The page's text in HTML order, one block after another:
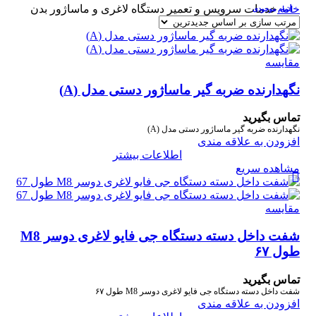
خانهخدمات سرویس و تعمیر دستگاه لاغری و ماساژور بدن
مقایسه
نگهدارنده ضربه گیر ماساژور دستی مدل (A)
تماس بگیرید
نگهدارنده ضربه گیر ماساژور دستی مدل (A)
افزودن به علاقه مندی
اطلاعات بیشتر
مشاهده سریع
مقایسه
شفت داخل دسته دستگاه جی فایو لاغری دوسر M8
طول ۶۷
تماس بگیرید
شفت داخل دسته دستگاه جی فایو لاغری دوسر M8 طول ۶۷
افزودن به علاقه مندی
اتمام موجودی